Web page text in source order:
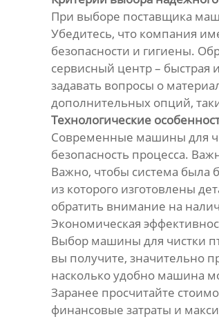
При выборе поставщика
Убедитесь, что компания
безопасности и гигиены.
сервисный центр – быстрая
задавать вопросы о
дополнительных опций,
Технологические
Современные машины для
безопасность процесса.
Важно, чтобы система была
из которого изготовлены
обратить внимание на
Экономическая
Выбор машины для чистки
вы получите, значительно
насколько удобно машина
Заранее просчитайте
финансовые затраты и